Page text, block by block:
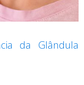
da Glândula